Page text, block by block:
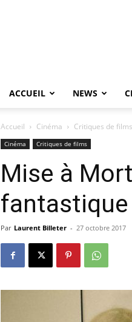
ACCUEIL NEWS
Accueil Cinéma Critiques de films
Cinéma Critiques de films
Mise à
Par Laurent Billeter - 27 octobre 2017